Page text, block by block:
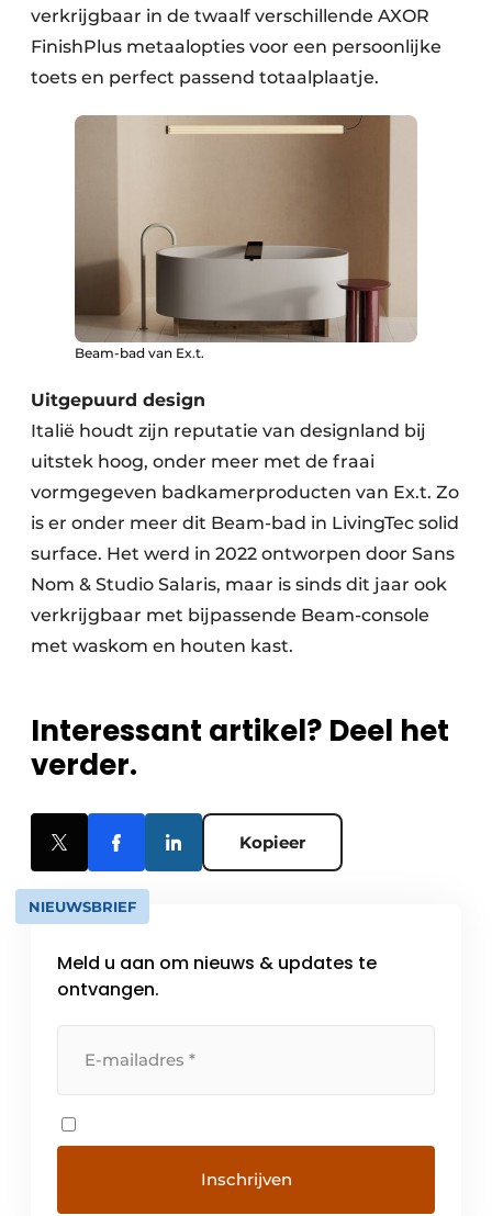
verkrijgbaar in de twaalf verschillende AXOR
FinishPlus metaalopties voor een persoonlijke
toets en perfect passend totaalplaatje.
Beam-bad van Ex.t.
Uitgepuurd design
Italië houdt zijn reputatie van designland bij
uitstek hoog, onder meer met de fraai
vormgegeven badkamerproducten van Ex.t. Zo
is er onder meer dit Beam-bad in LivingTec solid
surface. Het werd in 2022 ontworpen door Sans
Nom & Studio Salaris, maar is sinds dit jaar ook
verkrijgbaar met bijpassende Beam-console
met waskom en houten kast.
Interessant artikel? Deel het
verder.
Kopieer
NIEUWSBRIEF
Meld u aan om nieuws & updates te
ontvangen.